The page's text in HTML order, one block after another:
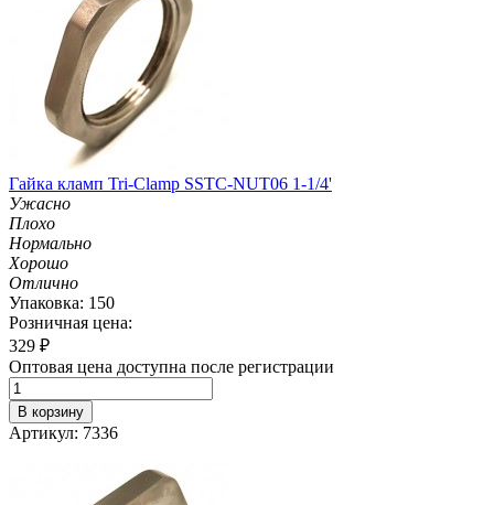
Гайка кламп Tri-Clamp SSTC-NUT06 1-1/4'
Ужасно
Плохо
Нормально
Хорошо
Отлично
Упаковка: 150
Розничная цена:
329 ₽
Оптовая цена доступна после регистрации
В корзину
Артикул: 7336